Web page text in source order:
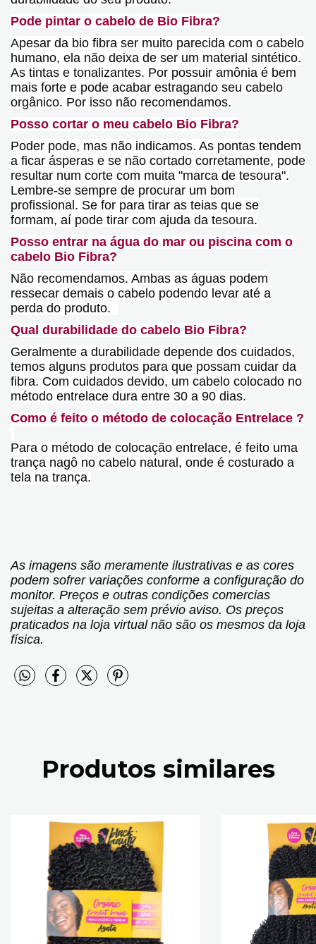
Pode pintar o cabelo de Bio Fibra?
Apesar da bio fibra ser muito parecida com o cabelo
humano, ela não deixa de ser um material sintético.
As tintas e tonalizantes. Por possuir amônia é bem
mais forte e pode acabar estragando seu cabelo
orgânico. Por isso não recomendamos.
Posso cortar o meu cabelo Bio Fibra?
Poder pode, mas não indicamos. As pontas tendem
a ficar ásperas e se não cortado corretamente, pode
resultar num corte com muita "marca de tesoura".
Lembre-se sempre de procurar um bom
profissional. Se for para tirar as teias que se
formam, aí pode tirar com ajuda da tesoura.
Posso entrar na água do mar ou piscina com o
cabelo Bio Fibra?
Não recomendamos. Ambas as águas podem
ressecar demais o cabelo podendo levar até a
perda do produto.
Qual durabilidade do cabelo Bio Fibra?
Geralmente a durabilidade depende dos cuidados,
temos alguns produtos para que possam cuidar da
fibra. Com cuidados devido, um cabelo colocado no
método entrelace dura entre 30 a 90 dias.
Como é feito o método de colocação Entrelace ?
Para o método de colocação entrelace, é feito uma
trança nagô no cabelo natural, onde é costurado a
tela na trança.
As imagens são meramente ilustrativas e as cores
podem sofrer variações conforme a configuração do
monitor. Preços e outras condições comercias
sujeitas a alteração sem prévio aviso. Os preços
praticados na loja virtual não são os mesmos da loja
física.
Produtos similares